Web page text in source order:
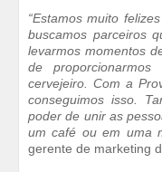
“Estamos muito
buscamos parceiros
levarmos momentos
de
cervejeiro. Com a
conseguimos isso.
poder de unir as
um café ou em uma
gerente de marketing